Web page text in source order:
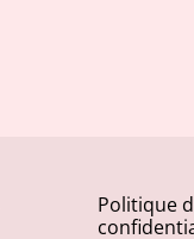
Politique